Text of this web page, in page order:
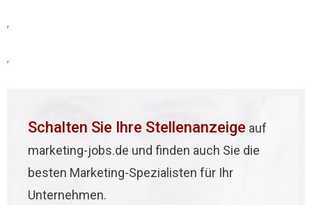
,
,
Schalten Sie Ihre Stellenanzeige auf
marketing-jobs.de und finden auch Sie die
besten Marketing-Spezialisten für Ihr
Unternehmen.